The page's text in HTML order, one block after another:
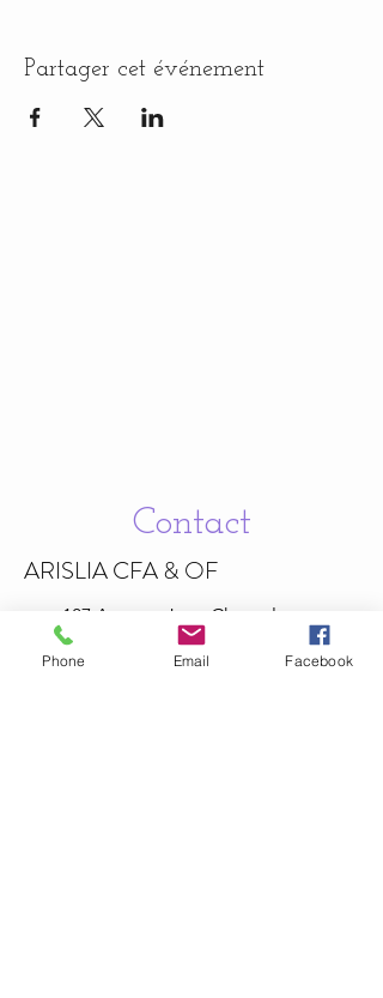
Partager cet événement
Contact
ARISLIA CFA & OF
187 Avenue Jean
Chaptal
30340 Méjannes-lès-Alès , France
Phone Email Facebook